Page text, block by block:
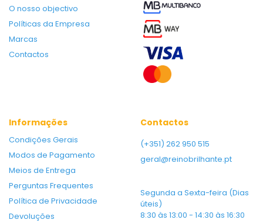
O nosso objectivo
Políticas da Empresa
Marcas
Contactos
Informações
Condições Gerais
Modos de Pagamento
Meios de Entrega
Perguntas Frequentes
Política de Privacidade
Devoluções
Contactos
(+351) 262 950 515
geral@reinobrilhante.pt
Segunda a Sexta-feira (Dias
úteis)
8:30 às 13:00 - 14:30 às 16:30